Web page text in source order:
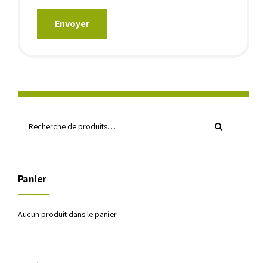
Panier
Aucun produit dans le panier.